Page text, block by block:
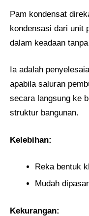
Pam kondensat
kondensasi dari unit
dalam keadaan
Ia adalah
apabila saluran
secara langsung ke
struktur bangunan.
Kelebihan:
Reka bentuk
Mudah
Kekurangan: